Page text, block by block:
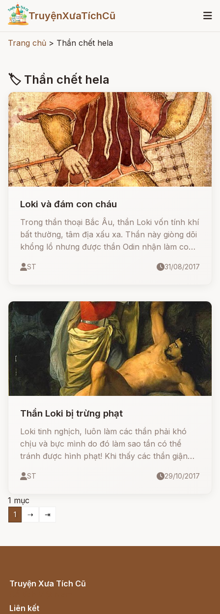
TruyệnXưaTíchCũ
Trang chủ > Thần chết hela
🏷 Thần chết hela
Loki và đám con cháu
Trong thần thoại Bắc Âu, thần Loki vốn tính khí
bất thường, tâm địa xấu xa. Thần này giòng dõi
khổng lồ nhưng được thần Odin nhận làm con
thánh, và lấy làm thích thú mỗi khi gây được
ST 31/08/2017
Thần Loki bị trừng phạt
Loki tinh nghịch, luôn làm các thần phải khó
chịu và bực mình do đó làm sao tần có thể
tránh được hình phạt! Khi thấy các thần giận
núi, dựng một cái lều có bốn cửa để có thể
bắt cá.
ST 29/10/2017
1 mục
1 ⇢ ⇥
Truyện Xưa Tích Cũ
Liên kết